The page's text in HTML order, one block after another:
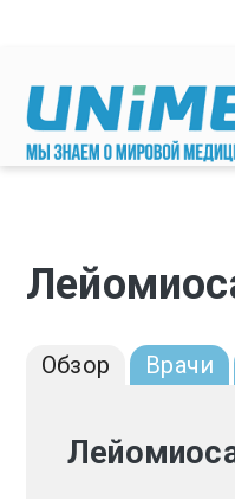
Обзор Врачи